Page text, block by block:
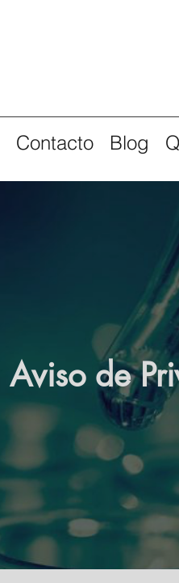
Contacto Blog
Aviso de